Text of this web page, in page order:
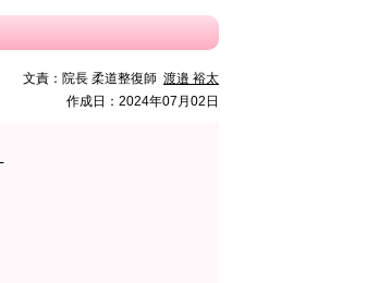
文責： 院長 柔道整復師 渡邉 裕太
作成日：2024年07月02日